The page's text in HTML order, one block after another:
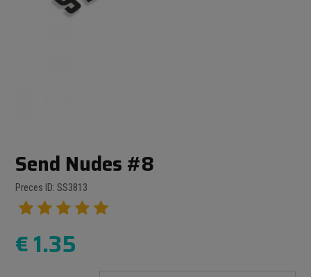
Send Nudes #8
Preces ID: SS3813
€1.35